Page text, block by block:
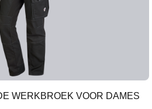
WERKBROEK VOOR DAMES